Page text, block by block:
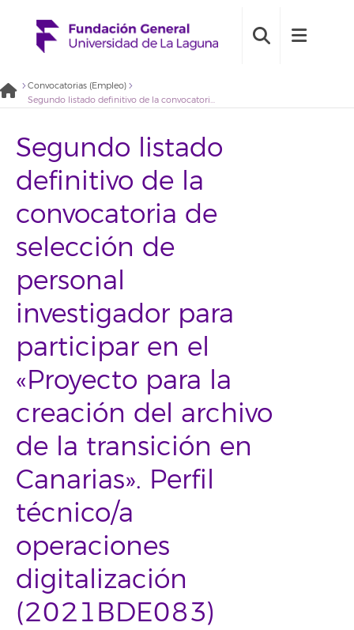
Convocatorias (Empleo)
Segundo listado definitivo de la convocatoria de selección de personal investigador para participar en el «Proyecto para la creación del archivo de la transición en Canarias». Perfil técnico/a operaciones digitalización (2021BDE083)
Segundo listado
definitivo de la
convocatoria de
selección de
personal
investigador para
participar en el
«Proyecto para la
creación del archivo
de la transición en
Canarias». Perfil
técnico/a
operaciones
digitalización
(2021BDE083)